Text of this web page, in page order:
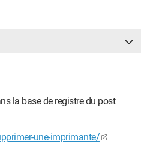
la base de registre du post
une-imprimante/